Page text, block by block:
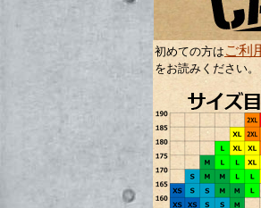
初めての方は ご利
をお読みください。